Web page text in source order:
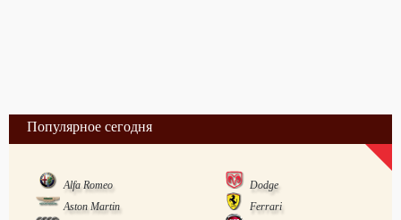
Популярное сегодня
Alfa Romeo
Dodge
Aston Martin
Ferrari